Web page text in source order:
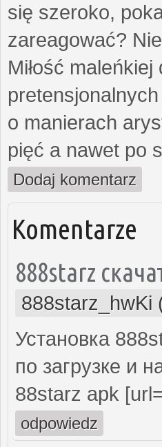
się szeroko,
zareagować?
Miłość
o manierach
pięć a nawet po
Dodaj komentarz
Komentarze
888starz
888starz_hwKi
Установка
по загрузке и
88starz apk
odpowiedz